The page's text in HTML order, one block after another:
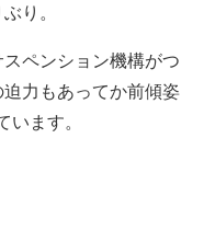
り。
ペンション機構がつ
力もあってか前傾姿
ます。